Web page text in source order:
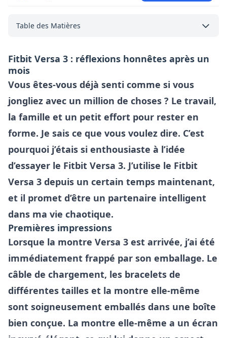
Table des Matières
Fitbit Versa 3 : réflexions honnêtes après un
mois
Vous êtes-vous déjà senti comme si vous
jongliez avec un million de choses ? Le travail,
la famille et un petit effort pour rester en
forme. Je sais ce que vous voulez dire. C’est
pourquoi j’étais si enthousiaste à l’idée
d’essayer le Fitbit Versa 3. J’utilise le Fitbit
Versa 3 depuis un certain temps maintenant,
et il promet d’être un partenaire intelligent
dans ma vie chaotique.
Premières impressions
Lorsque la montre Versa 3 est arrivée, j’ai été
immédiatement frappé par son emballage. Le
câble de chargement, les bracelets de
différentes tailles et la montre elle-même
sont soigneusement emballés dans une boîte
bien conçue. La montre elle-même a un écran